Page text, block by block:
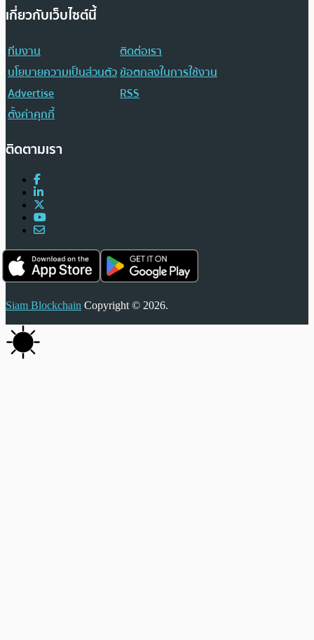
เกี่ยวกับเว็บไซต์นี้
ทีมงาน
ติดต่อเรา
นโยบายความเป็นส่วนตัวข้อตกลงในการใช้งาน
Advertise
RSS
ตั้งค่าคุกกี้
ติดตามเรา
Siam Blockchain Copyright © 2026.